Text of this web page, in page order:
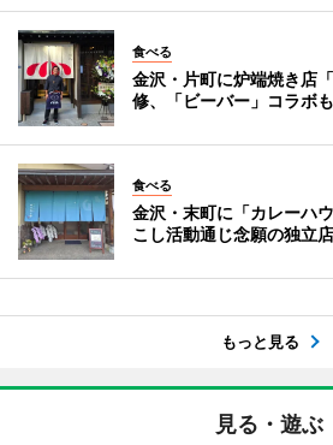
食べる
金沢・片町に炉端焼き店
修、「ビーバー」コラボも
食べる
金沢・末町に「カレーハ
こし活動通じ念願の独立店
もっと見る
見る・遊ぶ